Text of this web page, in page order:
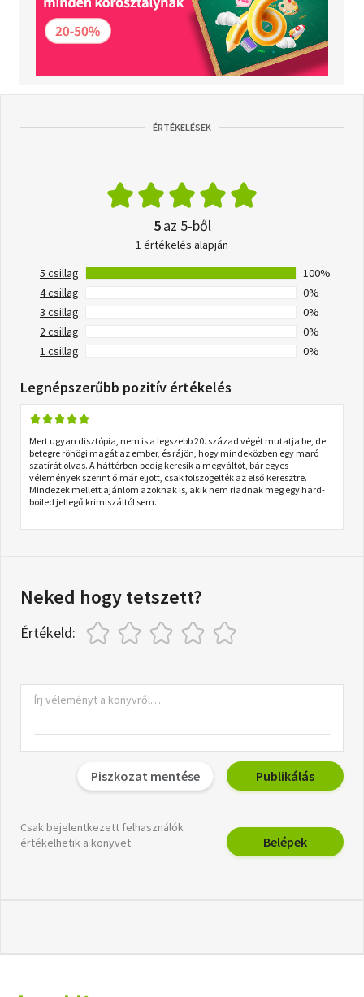
ÉRTÉKELÉSEK
5az 5-ből
1 értékelés alapján
5 csillag
100%
4 csillag
0%
3 csillag
0%
2 csillag
0%
1 csillag
0%
Legnépszerűbb pozitív értékelés
Mert ugyan disztópia, nem is a legszebb 20. század végét mutatja be, de
betegre röhögi magát az ember, és rájön, hogy mindeközben egy maró
szatírát olvas. A háttérben pedig keresik a megváltót, bár egyes
vélemények szerint ő már eljött, csak fölszögelték az első keresztre.
Mindezek mellett ajánlom azoknak is, akik nem riadnak meg egy hard-
boiled jellegű krimiszáltól sem.
Neked hogy tetszett?
Értékeld:
Piszkozat mentése Publikálás
Csak bejelentkezett felhasználók
értékelhetik a könyvet.
Belépek